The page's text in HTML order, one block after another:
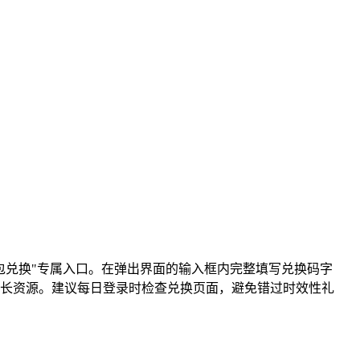
换"专属入口。在弹出界面的输入框内完整填写兑换码字
资源。建议每日登录时检查兑换页面，避免错过时效性礼